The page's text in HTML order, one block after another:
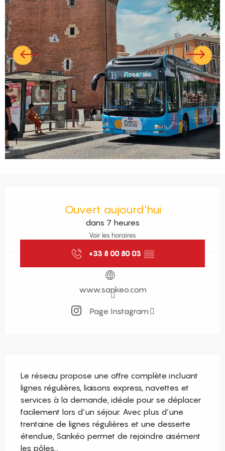
Ouvert aujourd'hui
dans 7 heures
Voir les horaires
+33 8 00 80 03 ▒▒
www.sankeo.com
Page Instagram
Le réseau propose une offre complète incluant
lignes régulières, liaisons express, navettes et
services à la demande, idéale pour se déplacer
facilement lors d’un séjour. Avec plus d’une
trentaine de lignes régulières et une desserte
étendue, Sankéo permet de rejoindre aisément
les pôles...